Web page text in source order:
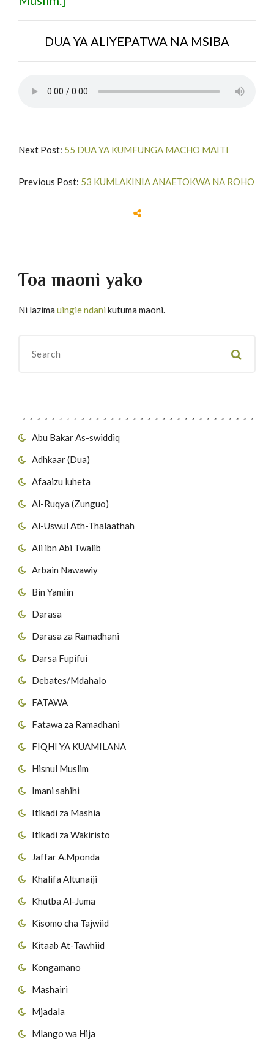
Abu Bakar As-swiddiq
Adhkaar (Dua)
Afaaizu luheta
Al-Ruqya (Zunguo)
Al-Uswul Ath-Thalaathah
Ali ibn Abi Twalib
Arbain Nawawiy
Bin Yamiin
Darasa
Darasa za Ramadhani
Darsa Fupifui
Debates/Mdahalo
FATAWA
Fatawa za Ramadhani
FIQHI YA KUAMILANA
Hisnul Muslim
Imani sahihi
Itikadi za Mashia
Itikadi za Wakiristo
Jaffar A.Mponda
Khalifa Altunaiji
Khutba Al-Juma
Kisomo cha Tajwiid
Kitaab At-Tawhiid
Kongamano
Mashairi
Mjadala
Mlango wa Hija
DUA YA ALIYEPATWA NA MSIBA
Next Post: 55 DUA YA KUMFUNGA MACHO MAITI
Previous Post: 53 KUMLAKINIA ANAETOKWA NA ROHO
Toa maoni yako
Ni lazima uingie ndani kutuma maoni.